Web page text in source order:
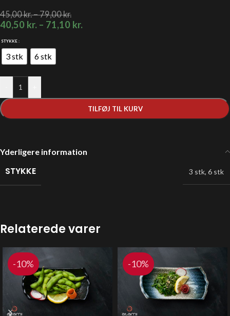
45,00kr.–79,00kr.
40,50 kr. – 71,10 kr.
STYKKE
3 stk 6 stk
TILFØJ TIL KURV
Yderligere information
STYKKE 3 stk, 6 stk
Relaterede varer
-10% -10%